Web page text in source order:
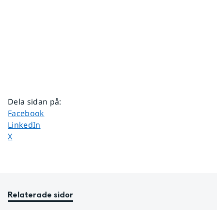
Dela sidan på:
Dela sidan på
Facebook
Dela sidan på
LinkedIn
Dela sidan på
X
Relaterade sidor